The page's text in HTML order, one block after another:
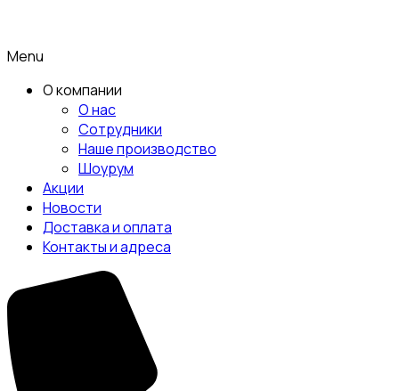
Menu
О компании
О нас
Сотрудники
Наше производство
Шоурум
Акции
Новости
Доставка и оплата
Контакты и адреса